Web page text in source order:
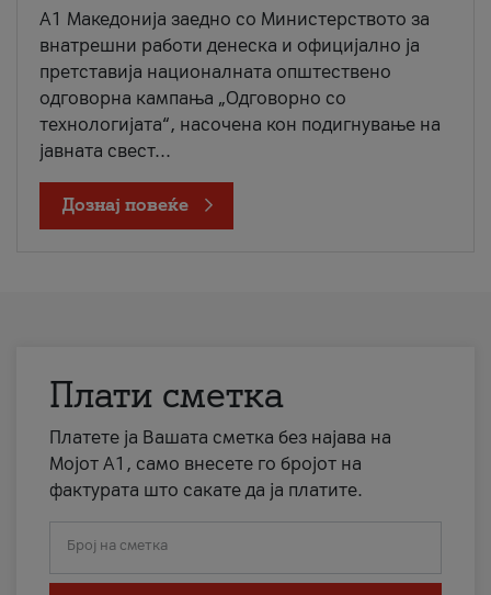
A1 Македонија заедно со Министерството за
внатрешни работи денеска и официјално ја
претставија националната општествено
одговорна кампања „Одговорно со
технологијата“, насочена кон подигнување на
јавната свест...
Дознај повеќе
Плати сметка
Платете ја Вашата сметка без најава на
Мојот А1, само внесете го бројот на
фактурата што сакате да ја платите.
Број на сметка